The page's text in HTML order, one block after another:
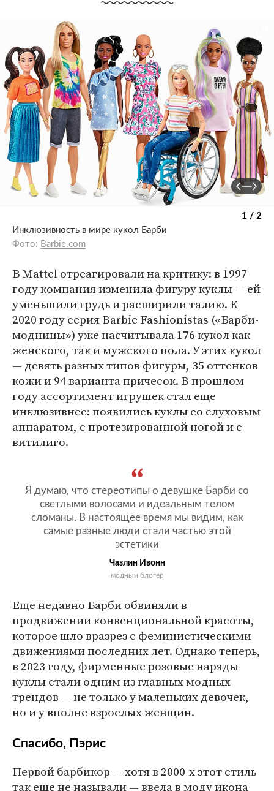
1 / 2
Инклюзивность в мире кукол Барби
Фото: Barbie.com
В Mattel отреагировали на критику: в 1997
году компания изменила фигуру куклы — ей
уменьшили грудь и расширили талию. К
2020 году серия Barbie Fashionistas («Барби-
модницы») уже насчитывала 176 кукол как
женского, так и мужского пола. У этих кукол
— девять разных типов фигуры, 35 оттенков
кожи и 94 варианта причесок. В прошлом
году ассортимент игрушек стал еще
инклюзивнее: появились куклы со слуховым
аппаратом, с протезированной ногой и с
витилиго.
Я думаю, что стереотипы о девушке Барби со
светлыми волосами и идеальным телом
сломаны. В настоящее время мы видим, как
самые разные люди стали частью этой
эстетики
Чазлин Ивонн
модный блогер
Еще недавно Барби обвиняли в
продвижении конвенциональной красоты,
которое шло вразрез с феминистическими
движениями последних лет. Однако теперь,
в 2023 году, фирменные розовые наряды
куклы стали одним из главных модных
трендов — не только у маленьких девочек,
но и у вполне взрослых женщин.
Спасибо, Пэрис
Первой барбикор — хотя в 2000-х этот стиль
так еще не называли — ввела в моду икона